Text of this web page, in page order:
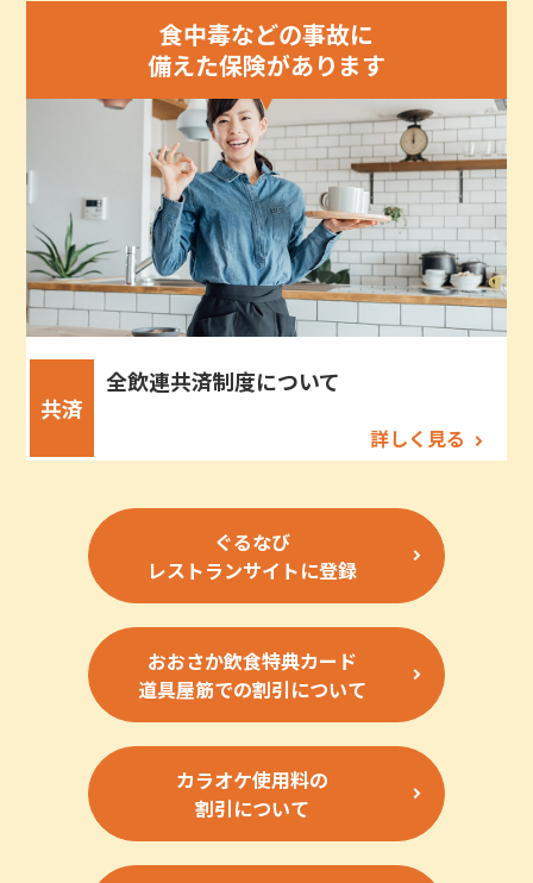
食中毒などの事故に
備えた保険があります
共済
全飲連共済制度について
詳しく見る
ぐるなび
レストランサイトに登録
おおさか飲食特典カード
道具屋筋での割引について
カラオケ使用料の
割引について